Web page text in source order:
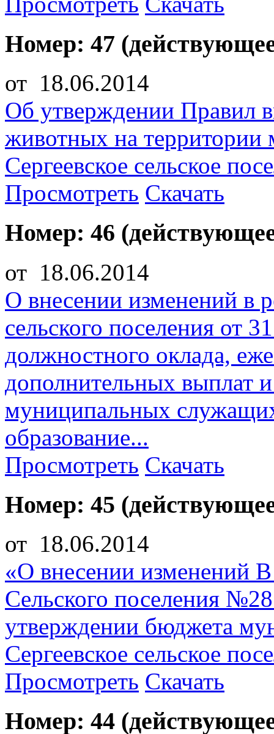
Номер: 47
от 18.06.2014
Об утверждении Правил
животных на территории
Сергеевское сельское
Просмотреть Скачать
Номер: 46
от 18.06.2014
О внесении изменений в
сельского поселения от
должностного оклада,
дополнительных выплат
муниципальных
образование...
Просмотреть Скачать
Номер: 45
от 18.06.2014
«О внесении изменений
Сельского поселения
утверждении бюджета
Сергеевское сельское
Просмотреть Скачать
Номер: 44